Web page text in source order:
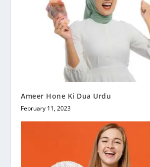
Ameer Hone Ki Dua Urdu
February 11, 2023